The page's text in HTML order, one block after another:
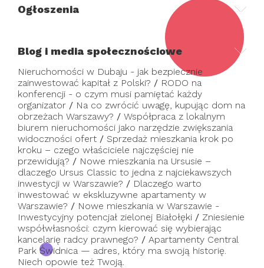
Ogłoszenia
Blog i media społecznościowe
Nieruchomości w Dubaju - jak bezpiecznie
zainwestować kapitał z Polski? / RODO na
konferencji - o czym musi pamiętać każdy
organizator / Na co zwrócić uwagę, kupując dom na
obrzeżach Warszawy? / Współpraca z lokalnym
biurem nieruchomości jako narzędzie zwiększania
widoczności ofert / Sprzedaż mieszkania krok po
kroku – czego właściciele najczęściej nie
przewidują? / Nowe mieszkania na Ursusie –
dlaczego Ursus Classic to jedna z najciekawszych
inwestycji w Warszawie? / Dlaczego warto
inwestować w ekskluzywne apartamenty w
Warszawie? / Nowe mieszkania w Warszawie -
Inwestycyjny potencjał zielonej Białołęki / Zniesienie
współwłasności: czym kierować się wybierając
kancelarię radcy prawnego? / Apartamenty Central
Park Świdnica — adres, który ma swoją historię.
Niech opowie też Twoją.